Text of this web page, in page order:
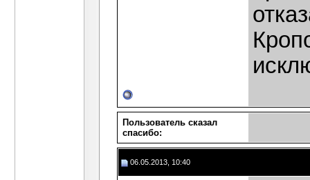
Пользователь сказал
cпасибо:
06.05.2013, 10:40